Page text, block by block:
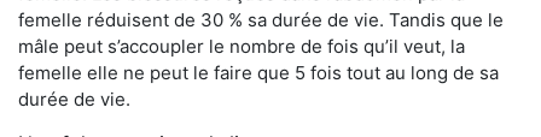
femelle réduisent de 30 % sa durée de vie. Tandis que le
mâle peut s’accoupler le nombre de fois qu’il veut, la
femelle elle ne peut le faire que 5 fois tout au long de sa
durée de vie.